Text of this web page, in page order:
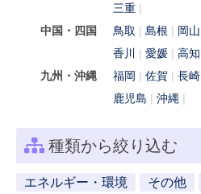
三重
中国・四国
鳥取 島根 岡山
香川
愛媛
高知
九州・沖縄
福岡 佐賀 長崎
鹿児島
沖縄
種類から絞り込む
エネルギー・環境 その他